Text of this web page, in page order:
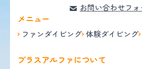
お問い合わせフォ
メニュー
ファンダイビング 体験ダイビング
プラスアルファについて